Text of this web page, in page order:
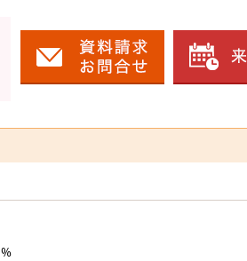
％